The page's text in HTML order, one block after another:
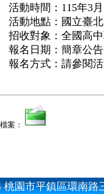
活動時間：115年3
活動地點：國立臺
招收對象：全國高
報名日期：簡章公
報名方式：請參閱
案：
桃園市平鎮區環南路